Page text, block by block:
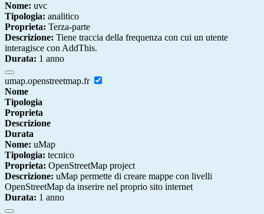
Nome: uvc
Tipologia: analitico
Proprieta: Terza-parte
Descrizione: Tiene traccia della frequenza con cui un utente
interagisce con AddThis.
Durata: 1 anno
umap.openstreetmap.fr
Nome
Tipologia
Proprieta
Descrizione
Durata
Nome: uMap
Tipologia: tecnico
Proprieta: OpenStreetMap project
Descrizione: uMap permette di creare mappe con livelli
OpenStreetMap da inserire nel proprio sito internet
Durata: 1 anno